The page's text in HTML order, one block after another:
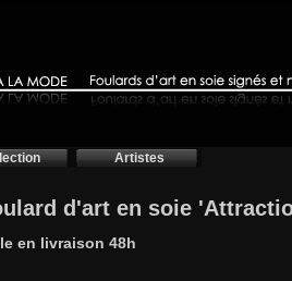
Artistes
d'art en soie
en livraison 48h